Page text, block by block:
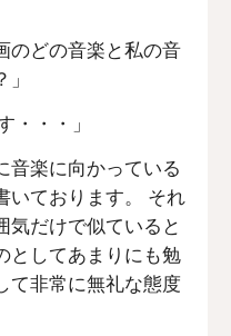
のどの音楽と私の音
・・・」
音楽に向かっている
いております。 それ
気だけで似ていると
としてあまりにも勉
て非常に無礼な態度